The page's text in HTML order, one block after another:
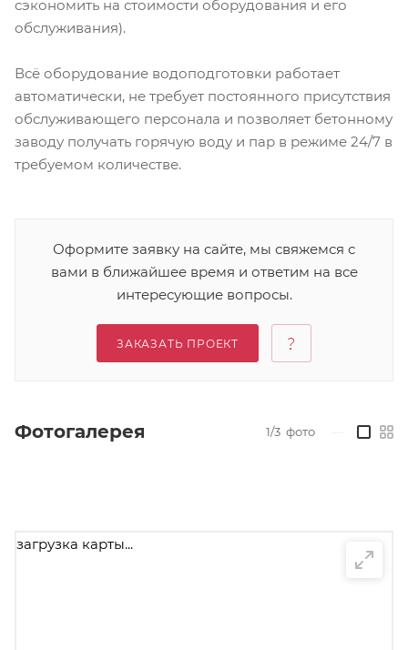
сэкономить на стоимости оборудования и его
обслуживания).
Всё оборудование водоподготовки работает
автоматически, не требует постоянного присутствия
обслуживающего персонала и позволяет бетонному
заводу получать горячую воду и пар в режиме 24/7 в
требуемом количестве.
Оформите заявку на сайте, мы свяжемся с
вами в ближайшее время и ответим на все
интересующие вопросы.
ЗАКАЗАТЬ ПРОЕКТ
Фотогалерея 1/3 фото
загрузка карты...